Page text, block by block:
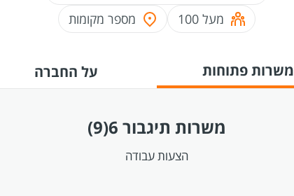
מעל 100
מספר מקומות
משרות פתוחות על החברה
משרות תיגבור 6 (9)
הצעות עבודה